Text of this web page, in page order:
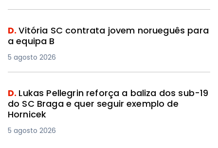
D.Vitória SC contrata jovem norueguês para
a equipa B
5 agosto 2026
D. Lukas Pellegrin reforça a baliza dos sub-19
do SC Braga e quer seguir exemplo de
Hornicek
5 agosto 2026